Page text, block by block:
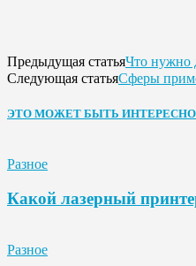
Предыдущая статьяЧто нужно
Следующая статьяСферы
ЭТО МОЖЕТ БЫТЬ ИНТЕРЕСНО
Разное
Какой лазерный
Разное